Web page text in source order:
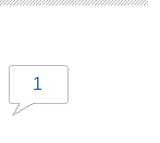
1